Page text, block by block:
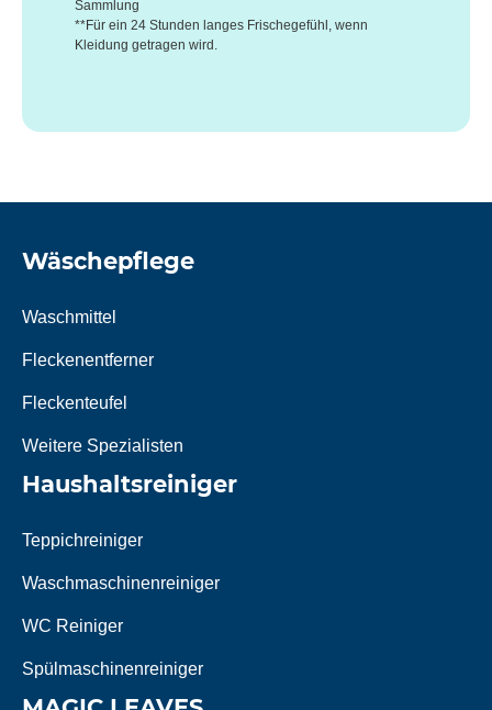
Sammlung
**Für ein 24 Stunden langes Frischegefühl, wenn
Kleidung getragen wird.
Wäschepflege
Waschmittel
Fleckenentferner
Fleckenteufel
Weitere Spezialisten
Haushaltsreiniger
Teppichreiniger
Waschmaschinenreiniger
WC Reiniger
Spülmaschinenreiniger